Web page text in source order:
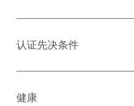
认证先决条件
健康